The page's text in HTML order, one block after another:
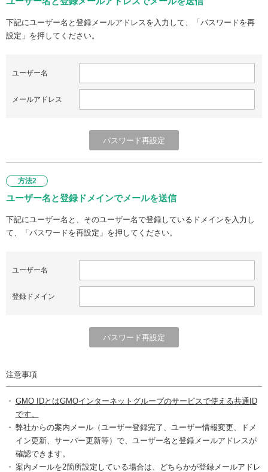
下記にユーザー名と登録メールアドレスを入力して、「パスワードを再
設定」を押してください。
ユーザー名
メールアドレス
方法2
ユーザー名と登録ドメインでメールを送信
下記にユーザー名と、そのユーザー名で登録しているドメインを入力し
て、「パスワードを再設定」を押してください。
ユーザー名
登録ドメイン
注意事項
GMO IDとはGMOインターネットグループのサービスで使える共通ID
です。
弊社からの案内メール（ユーザー登録完了、ユーザー情報変更、ドメ
イン更新、サーバー更新等）で、ユーザー名と登録メールアドレスが
確認できます。
案内メールを2箇所設定している場合は、どちらかが登録メールアドレ